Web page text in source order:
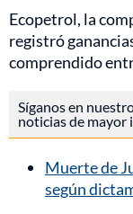
Ecopetrol, la
registró
comprendido
Síganos en
noticias de mayor
Muerte de
según